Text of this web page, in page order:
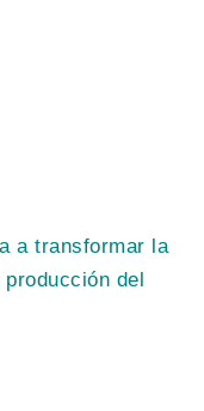
a transformar la
del